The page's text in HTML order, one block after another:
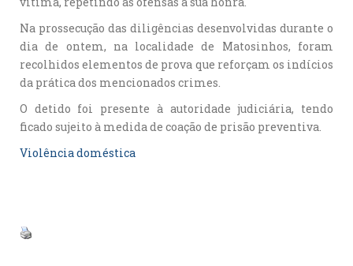
Na prossecução das diligências desenvolvidas durante o
dia de ontem, na localidade de Matosinhos, foram
recolhidos elementos de prova que reforçam os indícios
da prática dos mencionados crimes.
O detido foi presente à autoridade judiciária, tendo
ficado sujeito à medida de coação de prisão preventiva.
Violência doméstica